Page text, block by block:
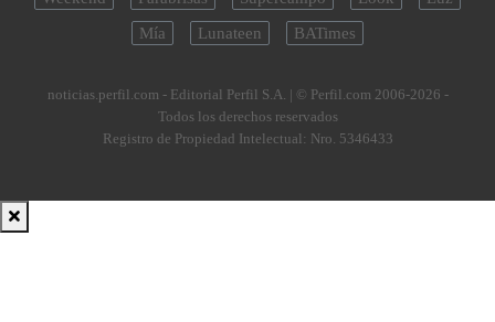
Mía
Lunateen BATimes
noticias.perfil.com - Editorial Perfil S.A. | © Perfil.com 2006-2026 -
Todos los derechos reservados
Registro de Propiedad Intelectual: Nro. 5346433